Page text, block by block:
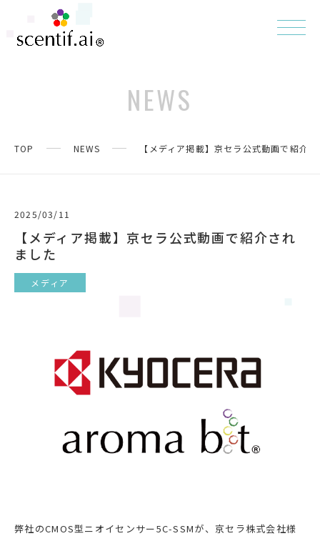
NEWS
TOP NEWS 【メディア掲載】京セラ公式動画で紹介
2025/03/11
【メディア掲載】京セラ公式動画で紹介され
ました
メディア
弊社のCMOS型ニオイセンサー5C-SSMが、京セラ株式会社様